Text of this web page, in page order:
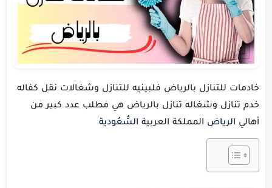
خادمات للتنازل بالرياض فلبينيه للتنازل وشغالات نقل كفاله
خدم تنازل وشغاله تنازل بالرياض هي مطلب عدد كبير من
أهالي الرياض المملكة العربية السُّعُودية